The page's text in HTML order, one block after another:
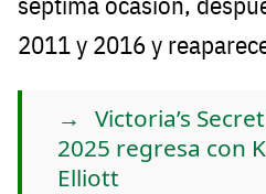
2011 y 2016 y
Victoria’s
2025 regresa con
Elliott